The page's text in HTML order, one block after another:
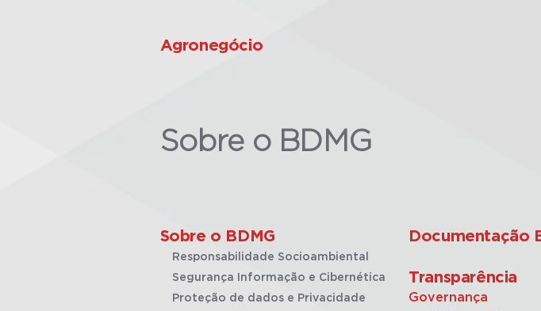
Agronegócio
Sobre o BDMG
Sobre o BDMG
Responsabilidade Socioambiental
Segurança Informação e Cibernética
Proteção de dados e Privacidade
Documentação
Transparência
Governança